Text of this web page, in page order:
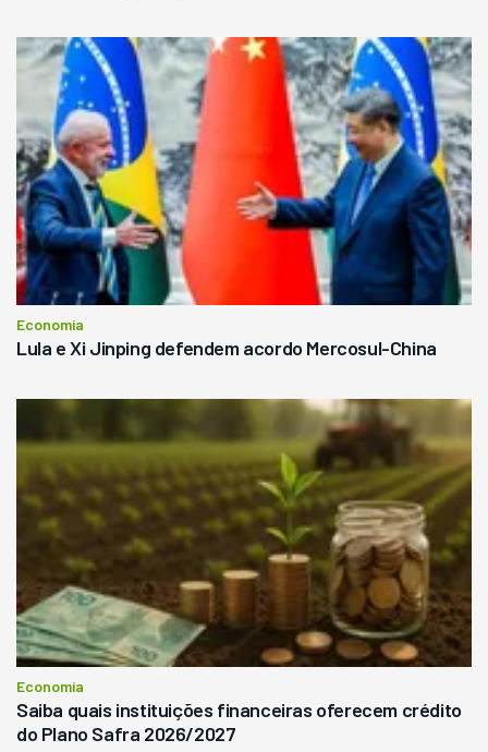
Economia
Lula e Xi Jinping defendem acordo Mercosul-China
Economia
Saiba quais instituições financeiras oferecem crédito
do Plano Safra 2026/2027